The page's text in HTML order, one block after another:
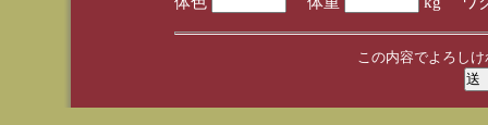
この内容でよろし